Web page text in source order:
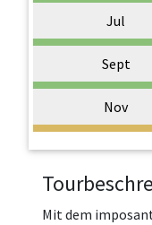
Jul
Sept
Nov
Mit dem